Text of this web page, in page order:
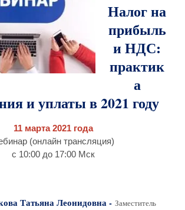
Налог на
прибыль
и НДС:
практик
а
и уплаты в 2021 году
11 марта 2021 года
(онлайн трансляция)
с 10:00 до 17:00 Мск
Татьяна Леонидовна - Заместитель